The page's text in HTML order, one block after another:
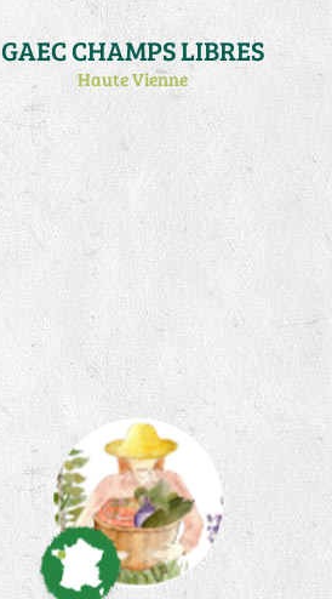
GAEC CHAMPS LIBRES
Haute Vienne